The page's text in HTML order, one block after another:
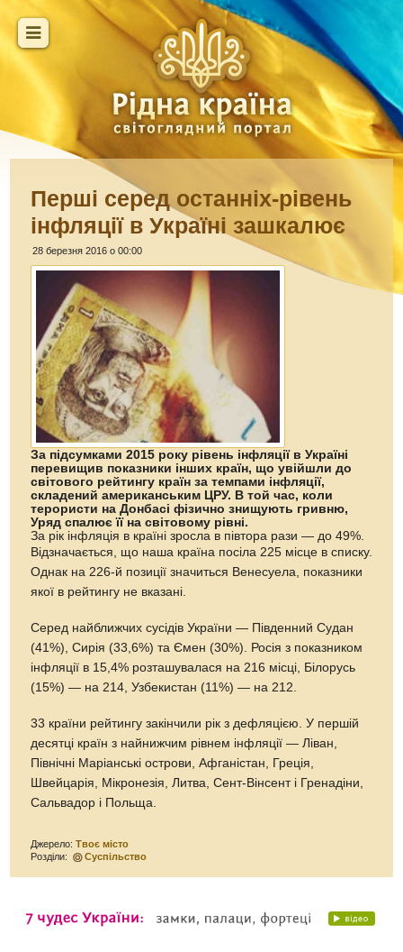
Перші серед останніх-рівень
інфляції в Україні зашкалює
28 березня 2016 о 00:00
За підсумками 2015 року рівень інфляції в Україні
перевищив показники інших країн, що увійшли до
світового рейтингу країн за темпами інфляції,
складений американським ЦРУ. В той час, коли
терористи на Донбасі фізично знищують гривню,
Уряд спалює її на світовому рівні.
За рік інфляція в країні зросла в півтора рази — до 49%.
Відзначається, що наша країна посіла 225 місце в списку.
Однак на 226-й позиції значиться Венесуела, показники
якої в рейтингу не вказані.
Серед найближчих сусідів України — Південний Судан
(41%), Сирія (33,6%) та Ємен (30%). Росія з показником
інфляції в 15,4% розташувалася на 216 місці, Білорусь
(15%) — на 214, Узбекистан (11%) — на 212.
33 країни рейтингу закінчили рік з дефляцією. У першій
десятці країн з найнижчим рівнем інфляції — Ліван,
Північні Маріанські острови, Афганістан, Греція,
Швейцарія, Мікронезія, Литва, Сент-Вінсент і Гренадіни,
Сальвадор і Польща.
Джерело:Твоє місто
Розділи:
Суспільство